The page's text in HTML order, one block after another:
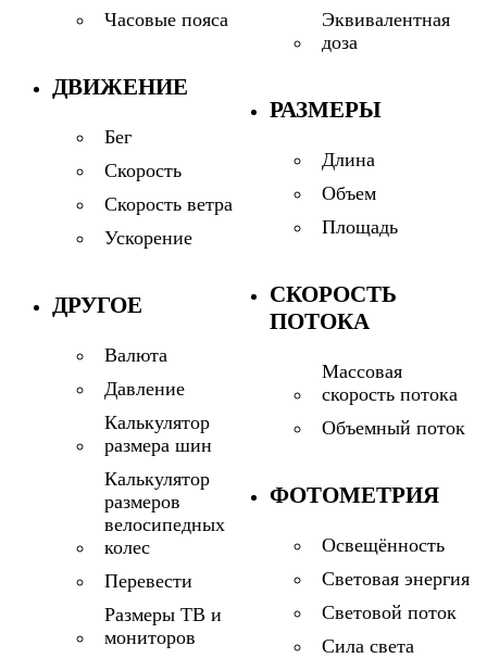
Часовые пояса
ДВИЖЕНИЕ
Бег
Скорость
Скорость ветра
Ускорение
ДРУГОЕ
Валюта
Давление
Калькулятор
размера шин
Калькулятор
размеров
велосипедных
колес
Перевести
Размеры ТВ и
мониторов
Эквивалентная
доза
РАЗМЕРЫ
Длина
Объем
Площадь
СКОРОСТЬ
ПОТОКА
Массовая
скорость потока
Объемный поток
ФОТОМЕТРИЯ
Освещённость
Световая энергия
Световой поток
Сила света